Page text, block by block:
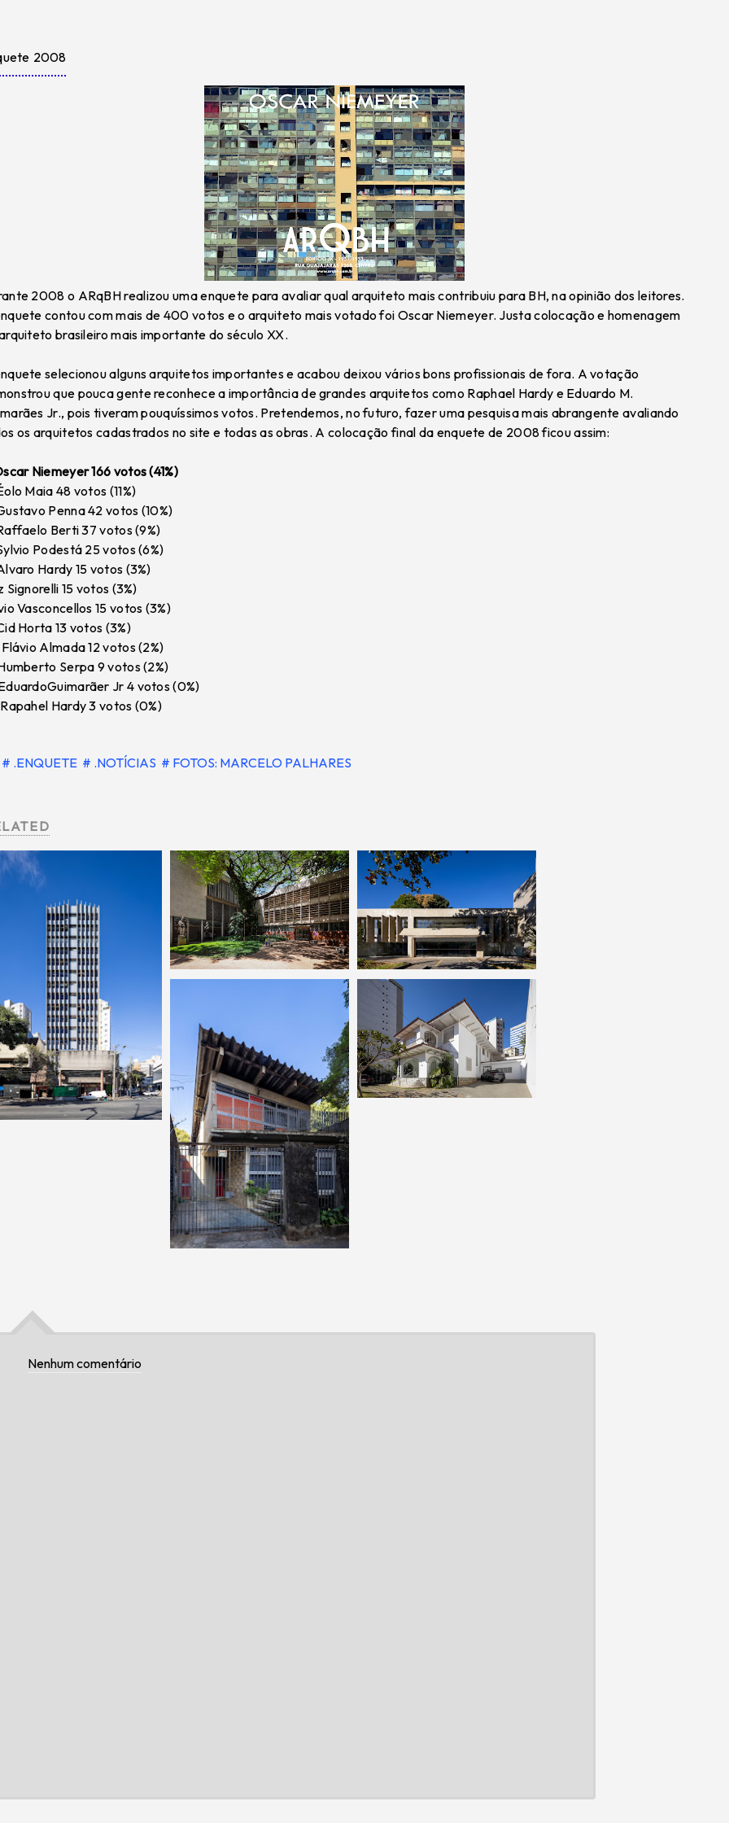
2008
2008 o ARqBH realizou uma enquete para avaliar qual arquiteto mais contribuiu para BH, na opinião dos leitores.
contou com mais de 400 votos e o arquiteto mais votado foi Oscar Niemeyer. Justa colocação e homenagem
brasileiro mais importante do século XX.
selecionou alguns arquitetos importantes e acabou deixou vários bons profissionais de fora. A votação
que pouca gente reconhece a importância de grandes arquitetos como Raphael Hardy e Eduardo M.
Jr., pois tiveram pouquíssimos votos. Pretendemos, no futuro, fazer uma pesquisa mais abrangente avaliando
os arquitetos cadastrados no site e todas as obras. A colocação final da enquete de 2008 ficou assim:
Niemeyer 166 votos (41%)
Maia 48 votos (11%)
Penna 42 votos (10%)
Berti 37 votos (9%)
Podestá 25 votos (6%)
Hardy 15 votos (3%)
Signorelli 15 votos (3%)
Vasconcellos 15 votos (3%)
Horta 13 votos (3%)
Flávio Almada 12 votos (2%)
Humberto Serpa 9 votos (2%)
Jr 4 votos (0%)
Rapahel Hardy 3 votos (0%)
# .ENQUETE # .NOTÍCIAS # FOTOS: MARCELO PALHARES
Nenhum comentário